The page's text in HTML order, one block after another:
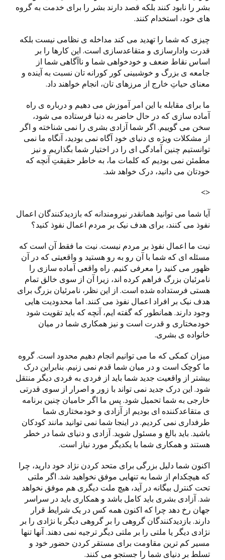
بشر را نابود کنند بلکه قصد دارند بشر را برای خدمت به گروه
های خود، استخدام کنند.
چیزی که شما را تهدید می کند مداخله ی نظامی نیست بلکه
قدرت وادارسازی و متقاعدسازی است. این کارها را بر
اساس نقاط ضعف و خودخواهی شما و ناآگاهی شما از
جامعه ی بزرگ و خوشبینی کور کورانه تان نسبت به آینده و
معنای حیاتِ خارج از مرزهای تان، انجام خواهند داد.
ما برای مقابله با این امر آموزش می دهیم و درباره ی راه
آماده سازی که در حال حاضر به دنیا فرستاده می شود،
سخن می گوییم. اگر شما آزادی بشری را نمی شناخته و اگر
از مشکلات ویژه ی دنیای خود آگاه نمی بودید، آنگاه ما نمی
توانستیم چنین آمادگی ای را در اختیار شما بگذاریم و نیز
مطمئن نمی بودیم که کلمات ما، به خاطر حقیقتِ آنچه که
خودتان می دانید، درک خواهد شد.
<>
آیا شما می توانید همانقدر نیرومندانه که بازدیدکنندگان اعمال
نفوذ می کنند، برای هدف نیک بر مردم اعمال نفوذ کنید؟
نیت ما اعمال نفوذ بر مردم نیست. نیت ما فقط آن است که
مسئله ای که شما با آن رو به رو هستید و واقعیتی که در آن
ظهور می کنید را معرفی کنیم. راه واقعی آماده سازی را
نامرئیان بزرگ فراهم کرده اند، زیرا آن از سوی خالق تمام
هستی فرستداده شده است. از این نظر، نامرئیان بزرگ برای
هدف نیک بر افراد اعمال نفوذ می کنند. اما محدودیت هایی
وجود دارند. همانطور که گفته ایم، آنچه که باید تقویت شود
خودمختاری و قدرت است و نیز همکاری شما در میان
خانواده ی بشری.
میزان کمکی که ما می توانیم انجام دهیم محدود است. گروه
ما کوچک است و در میان شما قدم نمی زنیم. بنابراین درک
بیشتر از واقعیت جدید شما باید از فردی به فردی دیگر منتقل
شود. این درک جدید نمی تواند با زور و اصرار از سوی قدرتی
خارجی به شما تحمیل شود. پس ما اگر حامیان چنین برنامه
ی متقاعدکننده ای بودیم از آزادی و خودمختاری شما
طرفداری نمی کردیم. در اینجا شما نمی توانید مانند کودکان
باشید. باید بالغ و مسئول شوید. آزادی و دنیای شما در خطر
هستند و همکاری شما با یکدیگر مورد نیاز است.
اکنون شما دلیل بزرگی برای متحد کردن نژاد خود دارید، چرا
که هیچکدام از شما به تنهایی موفق نخواهید شد. اگر ملتی
تحت کنترل بیگانه در آید، هیچ ملت دیگری هم موفق نخواهد
شد. آزادی بشری باید کامل باشد و همکاری باید در سراسر
جهان رخ دهد چرا که اکنون همه کس در یک شرایط قرار
دارند. بازدیدکنندگان گروهی را بر گروهی دیگر یا نژادی را بر
نژادی دیگر یا ملتی را بر ملتی دیگر ترجیه نمی دهند. آنها تنها
مسیر کم ترین مقاومت برای مستقر کردن حضور خود و
تسلط بر دنیای شما را جستجو می کنند.